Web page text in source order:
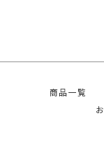
商品一覧